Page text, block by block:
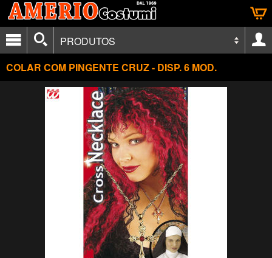
PRODUTOS
COLAR COM PINGENTE CRUZ - DISP. 6 MOD.